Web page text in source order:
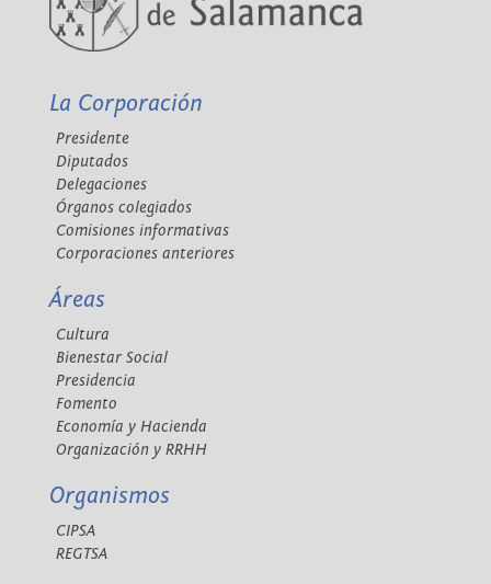
La Corporación
Presidente
Diputados
Delegaciones
Órganos colegiados
Comisiones informativas
Corporaciones anteriores
Áreas
Cultura
Bienestar Social
Presidencia
Fomento
Economía y Hacienda
Organización y RRHH
Organismos
CIPSA
REGTSA